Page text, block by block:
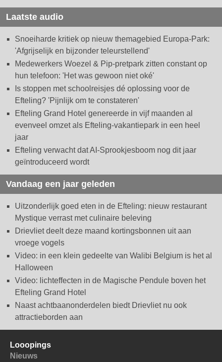
Laatste audio
Snoeiharde kritiek op nieuw themagebied Europa-Park:
'Afgrijselijk en bijzonder teleurstellend'
Medewerkers Woezel & Pip-pretpark zitten constant op
hun telefoon: 'Het was gewoon niet oké'
Is stoppen met schoolreisjes dé oplossing voor de
Efteling? 'Pijnlijk om te constateren'
Efteling Grand Hotel genereerde in vijf maanden al
evenveel omzet als Efteling-vakantiepark in een heel
jaar
Efteling verwacht dat AI-Sprookjesboom nog dit jaar
geïntroduceerd wordt
Vandaag een jaar geleden
Uitzonderlijk goed eten in de Efteling: nieuw restaurant
Mystique verrast met culinaire beleving
Drievliet deelt deze maand kortingsbonnen uit aan
vroege vogels
Video: in een klein gedeelte van Walibi Belgium is het al
Halloween
Video: lichteffecten in de Magische Pendule boven het
Efteling Grand Hotel
Naast achtbaanonderdelen biedt Drievliet nu ook
attractieborden aan
Looopings
Nieuws